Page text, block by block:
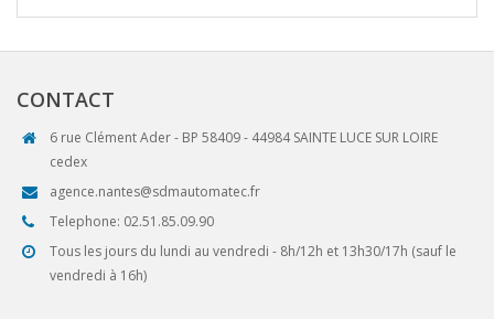
CONTACT
6 rue Clément Ader - BP 58409 - 44984 SAINTE LUCE SUR LOIRE
cedex
agence.nantes@sdmautomatec.fr
Telephone: 02.51.85.09.90
Tous les jours du lundi au vendredi - 8h/12h et 13h30/17h (sauf le
vendredi à 16h)